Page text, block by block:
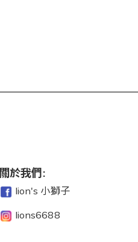
關於我們:
lion's 小獅子
lions6688